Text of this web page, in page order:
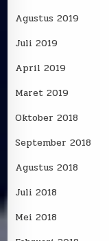
Agustus 2019
Juli 2019
April 2019
Maret 2019
Oktober 2018
September 2018
Agustus 2018
Juli 2018
Mei 2018